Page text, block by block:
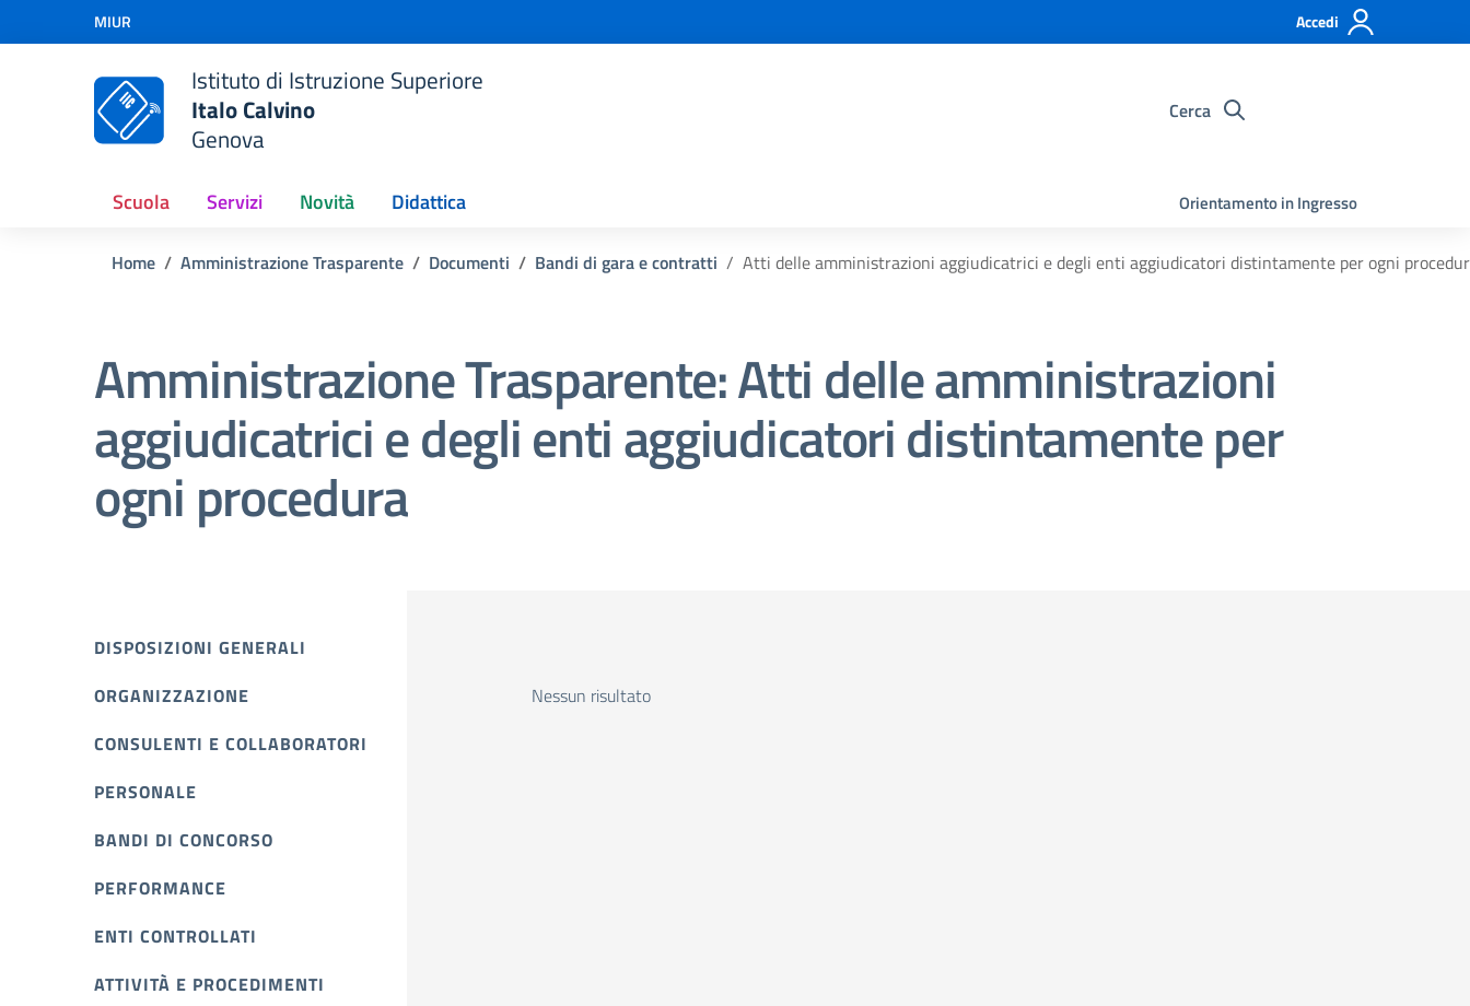
Vai ai contenuti
Vai al menu di navigazione
MIUR Accedi
Istituto di Istruzione Superiore
Italo Calvino
Genova
Cerca
Orientamento in Ingresso
Scuola Servizi Novità Didattica
Home Amministrazione Trasparente Documenti Bandi di gara e contratti Atti delle amministrazioni aggiudicatrici e degli enti aggiudicatori distintamente per ogni
Amministrazione Trasparente:Atti delle amministrazioni
aggiudicatrici e degli enti aggiudicatori distintamente per
ogni procedura
DISPOSIZIONI GENERALI
ORGANIZZAZIONE
CONSULENTI E COLLABORATORI
PERSONALE
BANDI DI CONCORSO
PERFORMANCE
ENTI CONTROLLATI
ATTIVITÀ E PROCEDIMENTI
Nessun risultato